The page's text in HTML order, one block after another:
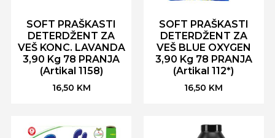
SOFT PRAŠKASTI
DETERDŽENT ZA
VEŠ KONC. LAVANDA
3,90 Kg 78 PRANJA
(Artikal 1158)
16,50 KM
SOFT PRAŠKASTI
DETERDŽENT ZA
VEŠ BLUE OXYGEN
3,90 Kg 78 PRANJA
(Artikal 112*)
16,50 KM